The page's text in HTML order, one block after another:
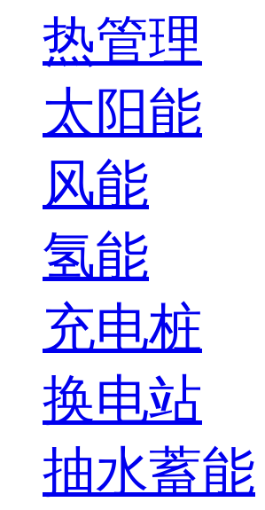
热管理
太阳能
风能
氢能
充电桩
换电站
抽水蓄能